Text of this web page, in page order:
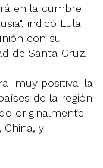
en la cumbre
indicó Lula
con su
de Santa Cruz.
"muy positiva" la
de la región
originalmente
China, y